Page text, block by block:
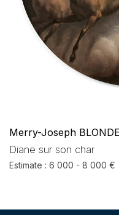
Merry-Joseph
Diane sur son char
Estimate : 6 000 - 8 000 €